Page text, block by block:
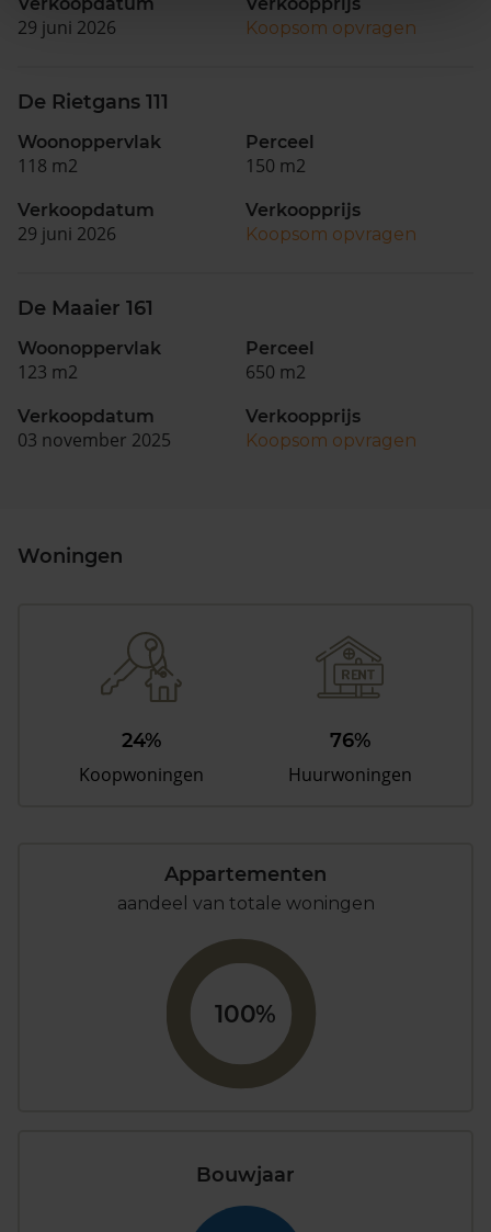
29 juni 2026
Koopsom opvragen
De Rietgans 111
Woonoppervlak
118 m2
Perceel
150 m2
Verkoopdatum
29 juni 2026
Verkoopprijs
Koopsom opvragen
De Maaier 161
Woonoppervlak
123 m2
Perceel
650 m2
Verkoopdatum
03 november 2025
Verkoopprijs
Koopsom opvragen
Woningen
24%
Koopwoningen
76%
Huurwoningen
Appartementen
aandeel van totale woningen
100%
Bouwjaar